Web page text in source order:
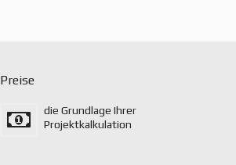
Preise
die Grundlage Ihrer
Projektkalkulation